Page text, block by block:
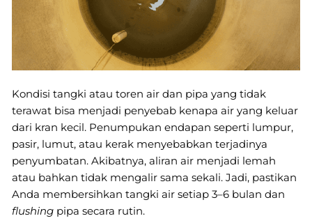
Kondisi tangki atau toren air dan pipa yang tidak
terawat bisa menjadi penyebab kenapa air yang keluar
dari kran kecil. Penumpukan endapan seperti lumpur,
pasir, lumut, atau kerak menyebabkan terjadinya
penyumbatan. Akibatnya, aliran air menjadi lemah
atau bahkan tidak mengalir sama sekali. Jadi, pastikan
Anda membersihkan tangki air setiap 3–6 bulan dan
flushing pipa secara rutin.